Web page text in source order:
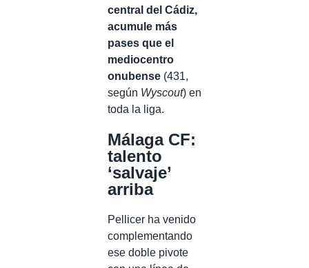
central del Cádiz,
acumule más
pases que el
mediocentro
onubense (431,
según Wyscout) en
toda la liga.
Málaga CF:
talento
‘salvaje’
arriba
Pellicer ha venido
complementando
ese doble pivote